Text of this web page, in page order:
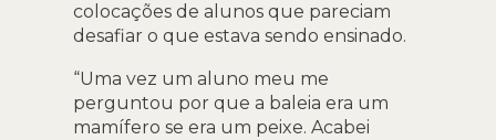
colocações de alunos que pareciam
desafiar o que estava sendo ensinado.
“Uma vez um aluno meu me
perguntou por que a baleia era um
mamífero se era um peixe. Acabei